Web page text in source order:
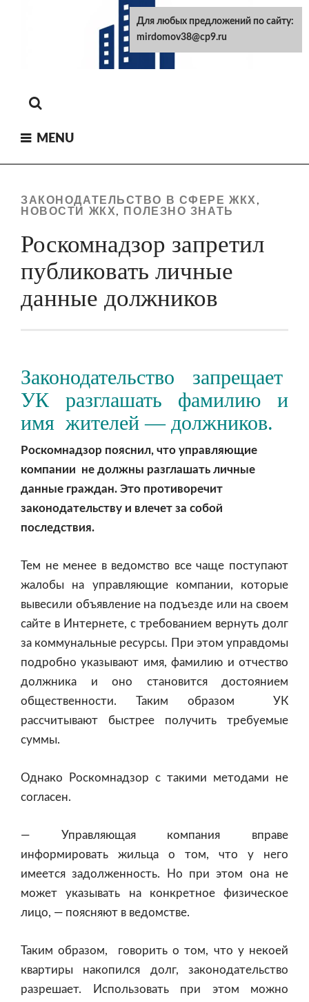
MENU
ЗАКОНОДАТЕЛЬСТВО В СФЕРЕ ЖКХ ,
НОВОСТИ ЖКХ, ПОЛЕЗНО ЗНАТЬ
Роскомнадзор запретил
публиковать личные
данные должников
Законодательство запрещает
УК разглашать фамилию и
имя жителей — должников.
Роскомнадзор пояснил, что управляющие
компании не должны разглашать личные
данные граждан. Это противоречит
законодательству и влечет за собой
последствия.
Тем не менее в ведомство все чаще поступают
жалобы на управляющие компании, которые
вывесили объявление на подъезде или на своем
сайте в Интернете, с требованием вернуть долг
за коммунальные ресурсы. При этом управдомы
подробно указывают имя, фамилию и отчество
должника и оно становится достоянием
общественности. Таким образом УК
рассчитывают быстрее получить требуемые
суммы.
Однако Роскомнадзор с такими методами не
согласен.
— Управляющая компания вправе
информировать жильца о том, что у него
имеется задолженность. Но при этом она не
может указывать на конкретное физическое
лицо, — поясняют в ведомстве.
Таким образом, говорить о том, что у некоей
квартиры накопился долг, законодательство
разрешает. Использовать при этом можно
Для любых предложений по сайту:
mirdomov38@cp9.ru